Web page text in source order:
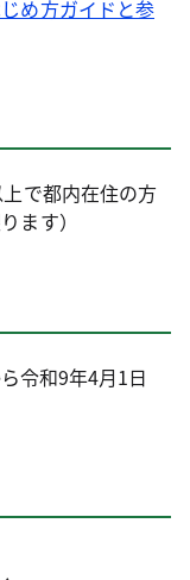
め方ガイドと参
で都内在住の方
ます）
令和9年4月1日